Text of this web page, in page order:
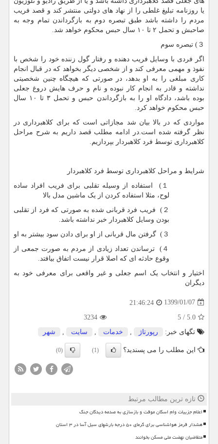
یا روزنامه تبلیغ غلطی را از نهاد های دولتی منتشر کند و قصد فریب
مردم را داشته باشد طبق تبصره دوم به بازگرداندن تمام وجه به
صاحبش و تحمل ۲ تا ۱۰ سال حبس محکوم خواهد شد.
３) تبصره سوم
اگر فردی با وسایل فریب دهنده و رفتار گول زننده خود را شخص با
نفوذ و مهمی معرفی کند و از شخصی دیگر بخواهد که در قبال انجام
کاری مبلغی را به او بدهد، در صورتی که هیچگاه چنین شخصیتی
نداشته و قادر به انجام کار نبوده و نام و حرف هایش دروغ جعلی
بوده باشد، دادگاه او را به بازگرداندن حبس و تحمل ۳ تا ۱۰ سال
حبس محکوم خواهد کرد.
مواردی که در بالا بیان شد مجازاتی است که برای کلاهبرداری در
نظر گرفته شده است.در ادامه مطلب قصد داریم به شرح مراحل
کلاهبرداری توسط فرد کلاهبردار بپردازیم.
شرایط و مراحل کلاهبرداری توسط فرد کلاهبردار
１) استفاده از وسیله تقلبی برای فریب افراد ساده
لوح، مثلا استفاده کردن از یک ماشین مدل بالا
２) فریب فرد قربانی شده به صورتی که فرد از تقلبی
بودن وسایل کلاهبردار خبر نداشته باشد.
３) گرفتن مال قربانی از او برای دادن سود بیشتر به او
４) ترساندن تعداد زیادی از مردم به صورت جمعی از
وقوع حادثه ای که اصلا قرار نیست اتفاق بیافتد.
اختیار و انتخاب یک اسم جعلی و غیر واقعی برای معرفی خود به
دیگران
1399/01/07
21:46:24
5.0
/
5
3234
تگهای خبر:
رپورتاژ خدمات سایت شهر
این مطلب را می پسندید؟ (1)
(0)
تازه ترین مطالب مرتبط
اعلام جزییات وام اسکان موقت و بازسازی به صدمه دیدگان جنگ
هشدار قرمز هواشناسی برای گرمای ۵۰ درجه بارشهای سیل آسا در ۳ استان
متقاضیان نهضت ملی مسکن بخوانند